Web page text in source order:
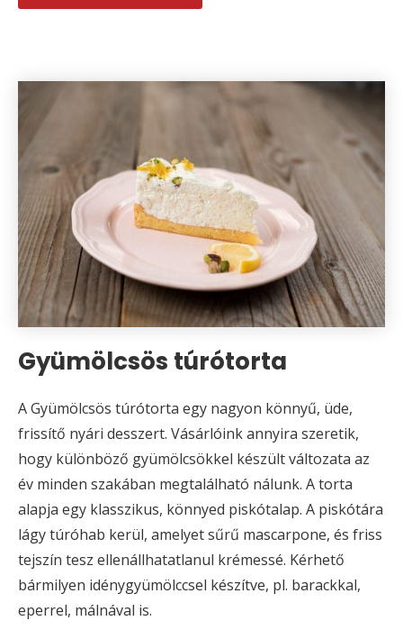
Gyümölcsös túrótorta
A Gyümölcsös túrótorta egy nagyon könnyű, üde,
frissítő nyári desszert. Vásárlóink annyira szeretik,
hogy különböző gyümölcsökkel készült változata az
év minden szakában megtalálható nálunk. A torta
alapja egy klasszikus, könnyed piskótalap. A piskótára
lágy túróhab kerül, amelyet sűrű mascarpone, és friss
tejszín tesz ellenállhatatlanul krémessé. Kérhető
bármilyen idénygyümölccsel készítve, pl. barackkal,
eperrel, málnával is.